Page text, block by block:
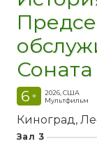
Соната
6 +
2026, США
Мультфильм
Киноград
Зал 3